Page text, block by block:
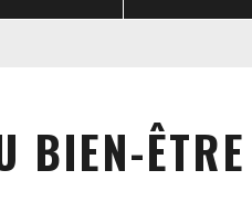
BIEN-ÊTRE